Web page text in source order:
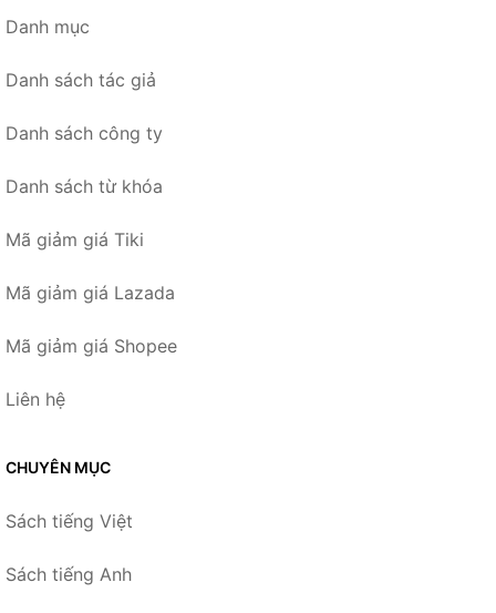
Danh mục
Danh sách tác giả
Danh sách công ty
Danh sách từ khóa
Mã giảm giá Tiki
Mã giảm giá Lazada
Mã giảm giá Shopee
Liên hệ
CHUYÊN MỤC
Sách tiếng Việt
Sách tiếng Anh